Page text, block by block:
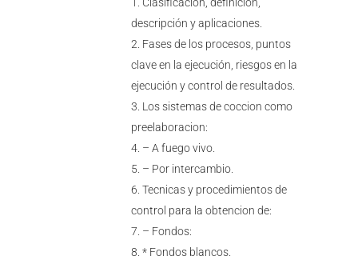
Clasificación, definición,
descripción y aplicaciones.
Fases de los procesos, puntos
clave en la ejecución, riesgos en la
ejecución y control de resultados.
Los sistemas de coccion como
preelaboracion:
– A fuego vivo.
– Por intercambio.
Tecnicas y procedimientos de
control para la obtencion de:
– Fondos:
* Fondos blancos.